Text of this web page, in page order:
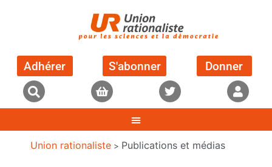
Adhérer S'abonner Donner
Union rationaliste > Publications et médias